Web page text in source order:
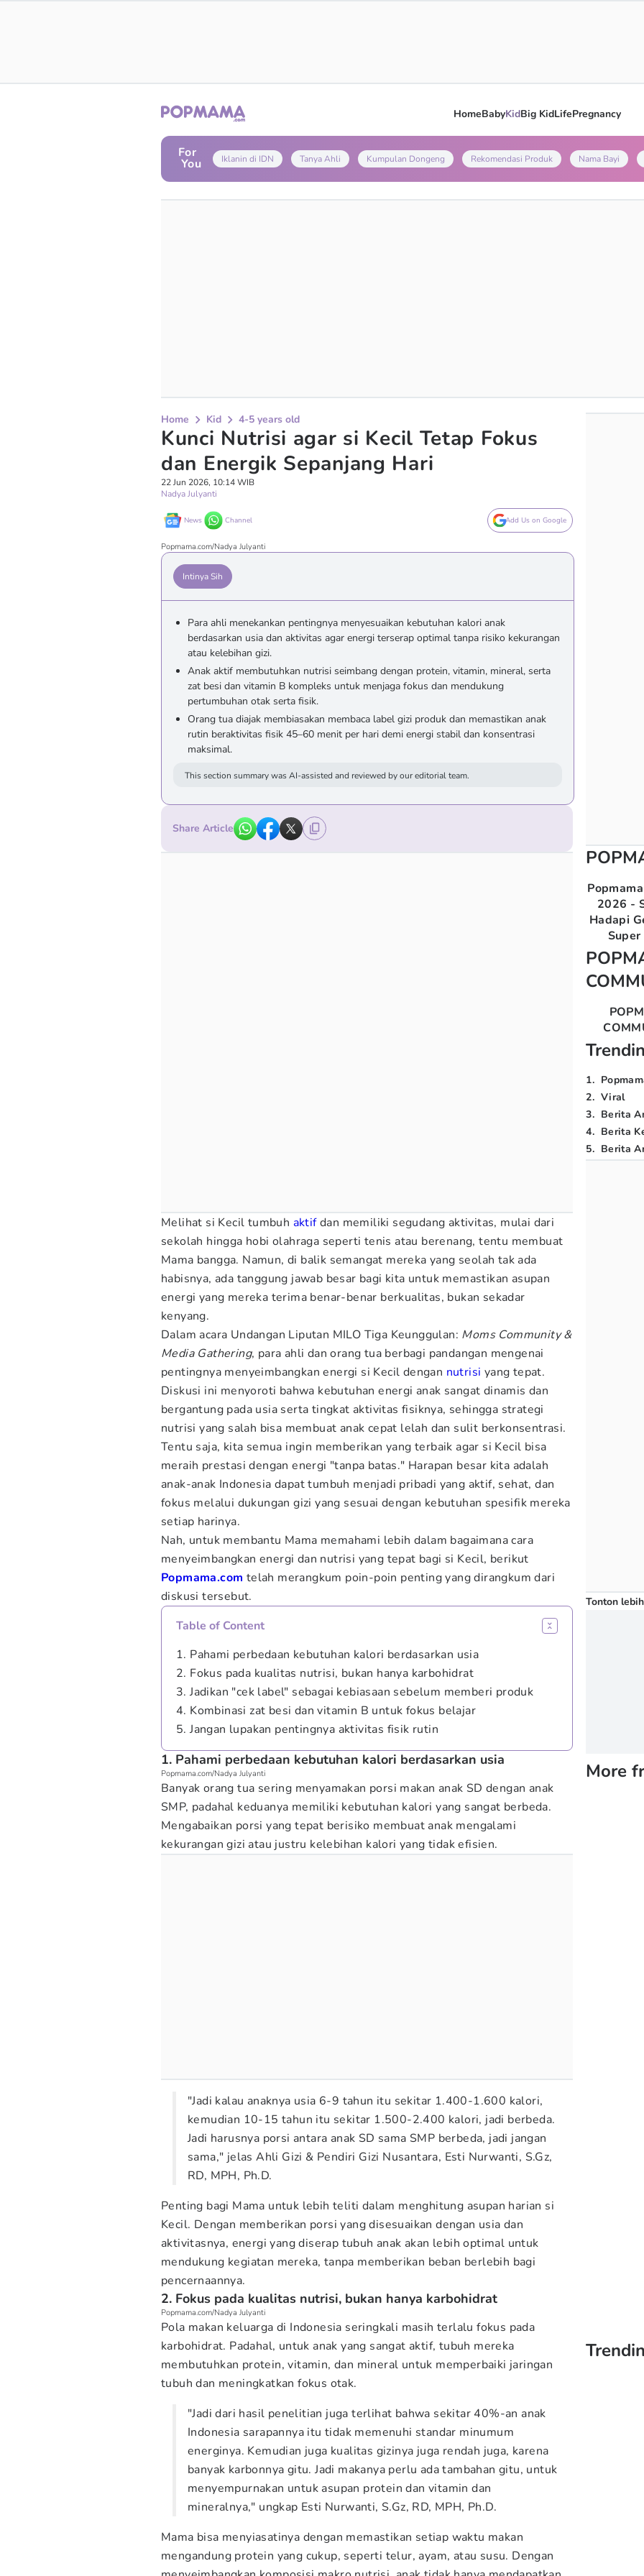
HomeBabyKidBig KidLifePregnancy
For
You Iklanin di IDN Tanya Ahli Kumpulan Dongeng Rekomendasi Produk Nama Bayi
Home Kid 4-5 years old
Kunci Nutrisi agar si Kecil Tetap Fokus
dan Energik Sepanjang Hari
22 Jun 2026, 10:14 WIB
Nadya Julyanti
News Channel Add Us on Google
Popmama.com/Nadya Julyanti
Intinya Sih
Para ahli menekankan pentingnya menyesuaikan kebutuhan kalori anak
berdasarkan usia dan aktivitas agar energi terserap optimal tanpa risiko kekurangan
atau kelebihan gizi.
Anak aktif membutuhkan nutrisi seimbang dengan protein, vitamin, mineral, serta
zat besi dan vitamin B kompleks untuk menjaga fokus dan mendukung
pertumbuhan otak serta fisik.
Orang tua diajak membiasakan membaca label gizi produk dan memastikan anak
rutin beraktivitas fisik 45–60 menit per hari demi energi stabil dan konsentrasi
maksimal.
This section summary was AI-assisted and reviewed by our editorial team.
Share Article
Melihat si Kecil tumbuh aktifdan memiliki segudang aktivitas, mulai dari
sekolah hingga hobi olahraga seperti tenis atau berenang, tentu membuat
Mama bangga. Namun, di balik semangat mereka yang seolah tak ada
habisnya, ada tanggung jawab besar bagi kita untuk memastikan asupan
energi yang mereka terima benar-benar berkualitas, bukan sekadar
kenyang.
Dalam acara Undangan Liputan MILO Tiga Keunggulan: Moms Community &
Media Gathering, para ahli dan orang tua berbagi pandangan mengenai
pentingnya menyeimbangkan energi si Kecil dengan nutrisi yang tepat.
Diskusi ini menyoroti bahwa kebutuhan energi anak sangat dinamis dan
bergantung pada usia serta tingkat aktivitas fisiknya, sehingga strategi
nutrisi yang salah bisa membuat anak cepat lelah dan sulit berkonsentrasi.
Tentu saja, kita semua ingin memberikan yang terbaik agar si Kecil bisa
meraih prestasi dengan energi "tanpa batas." Harapan besar kita adalah
anak-anak Indonesia dapat tumbuh menjadi pribadi yang aktif, sehat, dan
fokus melalui dukungan gizi yang sesuai dengan kebutuhan spesifik mereka
setiap harinya.
Nah, untuk membantu Mama memahami lebih dalam bagaimana cara
menyeimbangkan energi dan nutrisi yang tepat bagi si Kecil, berikut
Popmama.com telah merangkum poin-poin penting yang dirangkum dari
diskusi tersebut.
Table of Content
1. Pahami perbedaan kebutuhan kalori berdasarkan usia
2. Fokus pada kualitas nutrisi, bukan hanya karbohidrat
3. Jadikan "cek label" sebagai kebiasaan sebelum memberi produk
4. Kombinasi zat besi dan vitamin B untuk fokus belajar
5. Jangan lupakan pentingnya aktivitas fisik rutin
1. Pahami perbedaan kebutuhan kalori berdasarkan usia
Popmama.com/Nadya Julyanti
Banyak orang tua sering menyamakan porsi makan anak SD dengan anak
SMP, padahal keduanya memiliki kebutuhan kalori yang sangat berbeda.
Mengabaikan porsi yang tepat berisiko membuat anak mengalami
kekurangan gizi atau justru kelebihan kalori yang tidak efisien.
"Jadi kalau anaknya usia 6-9 tahun itu sekitar 1.400-1.600 kalori,
kemudian 10-15 tahun itu sekitar 1.500-2.400 kalori, jadi berbeda.
Jadi harusnya porsi antara anak SD sama SMP berbeda, jadi jangan
sama," jelas Ahli Gizi & Pendiri Gizi Nusantara, Esti Nurwanti, S.Gz,
RD, MPH, Ph.D.
Penting bagi Mama untuk lebih teliti dalam menghitung asupan harian si
Kecil. Dengan memberikan porsi yang disesuaikan dengan usia dan
aktivitasnya, energi yang diserap tubuh anak akan lebih optimal untuk
mendukung kegiatan mereka, tanpa memberikan beban berlebih bagi
pencernaannya.
2. Fokus pada kualitas nutrisi, bukan hanya karbohidrat
Popmama.com/Nadya Julyanti
Pola makan keluarga di Indonesia seringkali masih terlalu fokus pada
karbohidrat. Padahal, untuk anak yang sangat aktif, tubuh mereka
membutuhkan protein, vitamin, dan mineral untuk memperbaiki jaringan
tubuh dan meningkatkan fokus otak.
"Jadi dari hasil penelitian juga terlihat bahwa sekitar 40%-an anak
Indonesia sarapannya itu tidak memenuhi standar minumum
energinya. Kemudian juga kualitas gizinya juga rendah juga, karena
banyak karbonnya gitu. Jadi makanya perlu ada tambahan gitu, untuk
menyempurnakan untuk asupan protein dan vitamin dan
mineralnya," ungkap Esti Nurwanti, S.Gz, RD, MPH, Ph.D.
Mama bisa menyiasatinya dengan memastikan setiap waktu makan
mengandung protein yang cukup, seperti telur, ayam, atau susu. Dengan
2026 -
Hadapi
1.
2. Viral
3. Berita
4. Berita
5. Berita
Tonton
More